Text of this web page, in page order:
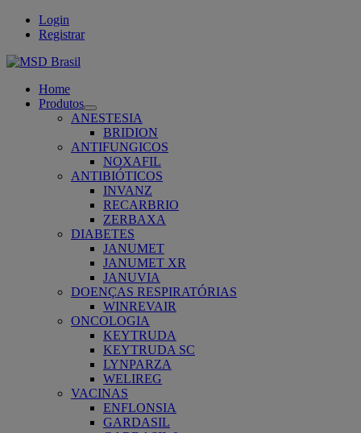
Login
Registrar
Home
Produtos
Open
submenu
ANESTESIA
BRIDION
ANTIFUNGICOS
NOXAFIL
ANTIBIÓTICOS
INVANZ
RECARBRIO
ZERBAXA
DIABETES
JANUMET
JANUMET XR
JANUVIA
DOENÇAS RESPIRATÓRIAS
WINREVAIR
ONCOLOGIA
KEYTRUDA
KEYTRUDA SC
LYNPARZA
WELIREG
VACINAS
ENFLONSIA
GARDASIL